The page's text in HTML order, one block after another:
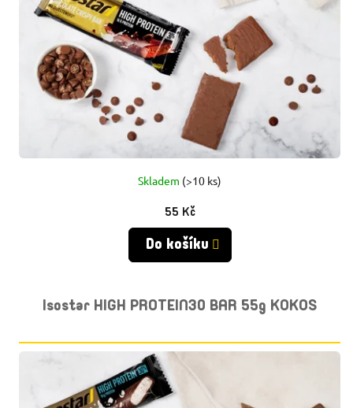
T
T
Skladem (>10 ks)
55 Kč
Do košíku
Isostar HIGH PROTEIN30 BAR 55g KOKOS